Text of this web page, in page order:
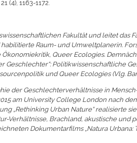
(4), 1163-1172.
Fakultät und leitet das
Raum- und Umweltplanerin.
Queer Ecologies.
Geschlechter“: Politikwissenschaftliche
und Queer Ecologies (Vlg.
der Geschlechterverhältnisse in
am University College London nach
„Rethinking Urban Nature“ realisierte
Verhältnisse, Brachland, akustische und
Dokumentarfilms „Natura Urbana: